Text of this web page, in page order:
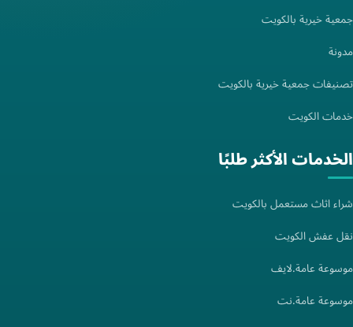
جمعية خيرية بالكويت
مدونة
تصنيفات جمعية خيرية بالكويت
خدمات الكويت
الخدمات الأكثر طلبًا
شراء اثاث مستعمل بالكويت
نقل عفش الكويت
موسوعة عامة.لايف
موسوعة عامة.نت